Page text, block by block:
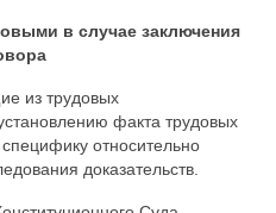
в случае заключения
из трудовых
факта трудовых
относительно
доказательств.